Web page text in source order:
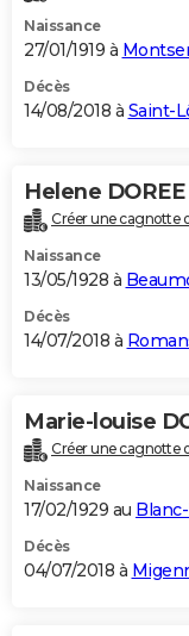
Naissance
27/01/1919 à
Décès
14/08/2018 à Saint-
Helene DOREE
Créer une cagnotte
Naissance
13/05/1928 à
Décès
14/07/2018 à
Marie-louise
Créer une cagnotte
Naissance
17/02/1929 au
Décès
04/07/2018 à